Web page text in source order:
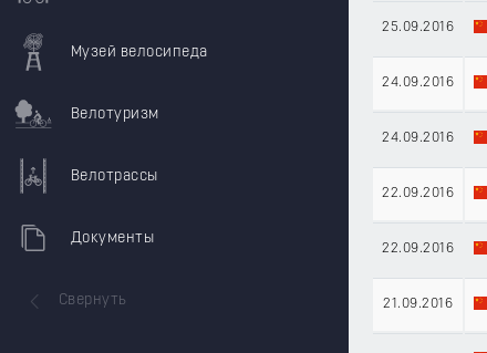
Музей велосипеда
Велотуризм
Велотрассы
Документы
Свернуть
25.09.2016
24.09.2016
24.09.2016
22.09.2016
22.09.2016
21.09.2016